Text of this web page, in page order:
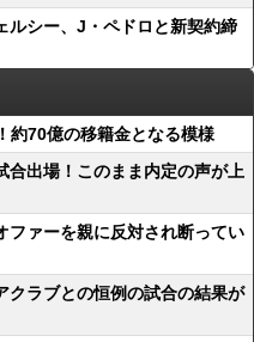
シー、J・ペドロと新契約締
約70億の移籍金となる模様
合出場！このまま内定の声が上
ファーを親に反対され断ってい
クラブとの恒例の試合の結果が